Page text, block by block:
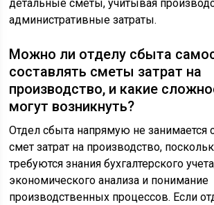
детальные сметы, учитывая
административные затраты.
Можно ли отделу сбыта
составлять сметы затрат на
производство, и какие
могут возникнуть?
Отдел сбыта напрямую не занимается
смет затрат на производство,
требуются знания бухгалтерского
экономического анализа и понимание
производственных процессов. Если